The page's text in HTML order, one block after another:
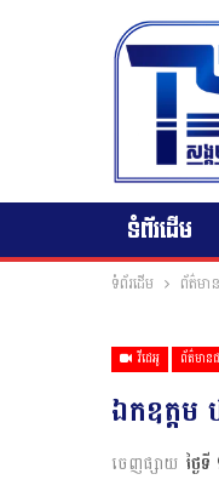
ទំព័រដើម
ទំព័រដើម ព័ត៌មា
វីដេអូ ព័ត៌មាន
ឯកឧត្តម
ចេញផ្សាយ ថ្ងៃ